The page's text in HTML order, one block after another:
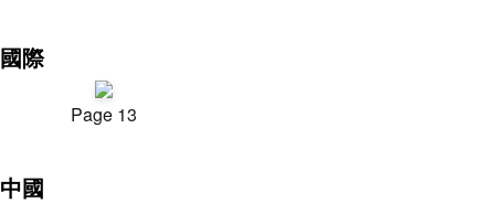
國際
Page 13
中國